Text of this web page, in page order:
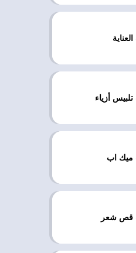
تلبيس أزياء
ميك اب
قص شعر